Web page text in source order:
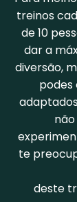
treinos
de 10
dar a
diversão,
te
deste